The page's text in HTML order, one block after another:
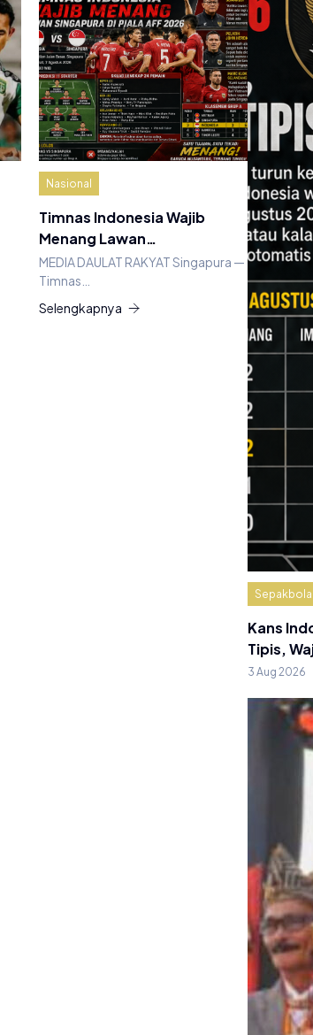
Nasional
Timnas Indonesia Wajib
Menang Lawan…
MEDIA DAULAT RAKYAT Singapura —
Timnas…
Selengkapnya
Sepakbola
Kans
Tipis,
3 Aug 2026